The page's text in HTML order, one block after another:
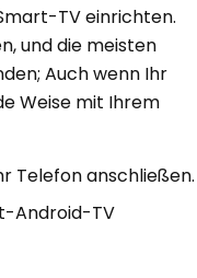
TV einrichten.
und die meisten
Auch wenn Ihr
Weise mit Ihrem
Telefon anschließen.
Android-TV